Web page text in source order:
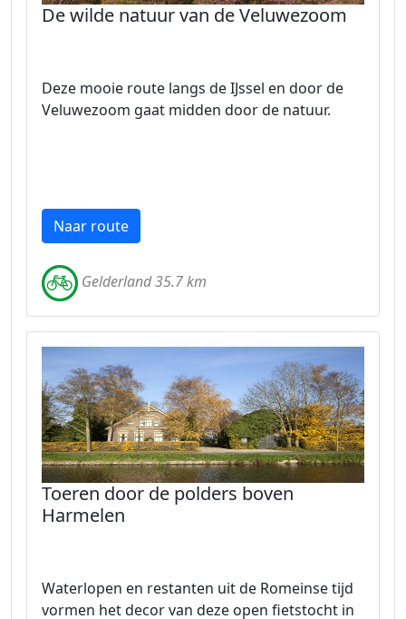
De wilde natuur van de Veluwezoom
Deze mooie route langs de IJssel en door de
Veluwezoom gaat midden door de natuur.
Naar route
Gelderland 35.7 km
Toeren door de polders boven
Harmelen
Waterlopen en restanten uit de Romeinse tijd
vormen het decor van deze open fietstocht in